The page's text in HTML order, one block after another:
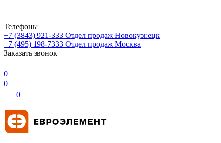
Телефоны
+7 (3843) 921-333 Отдел продаж Новокузнецк
+7 (495) 198-7333 Отдел продаж Москва
Заказать звонок
0
0
0